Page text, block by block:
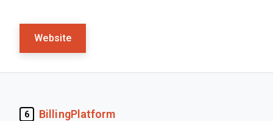
Website
6 BillingPlatform